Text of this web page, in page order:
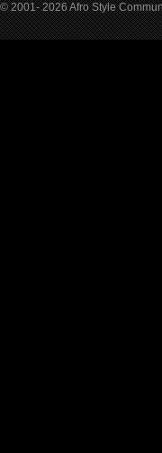
© 2001- 2026 Afro Style